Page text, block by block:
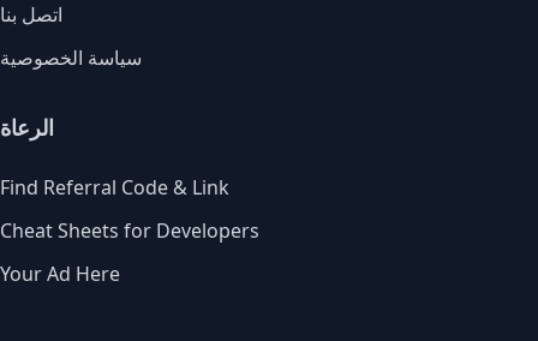
اتصل بنا
سياسة الخصوصية
الرعاة
Find Referral Code & Link
Cheat Sheets for Developers
Your Ad Here